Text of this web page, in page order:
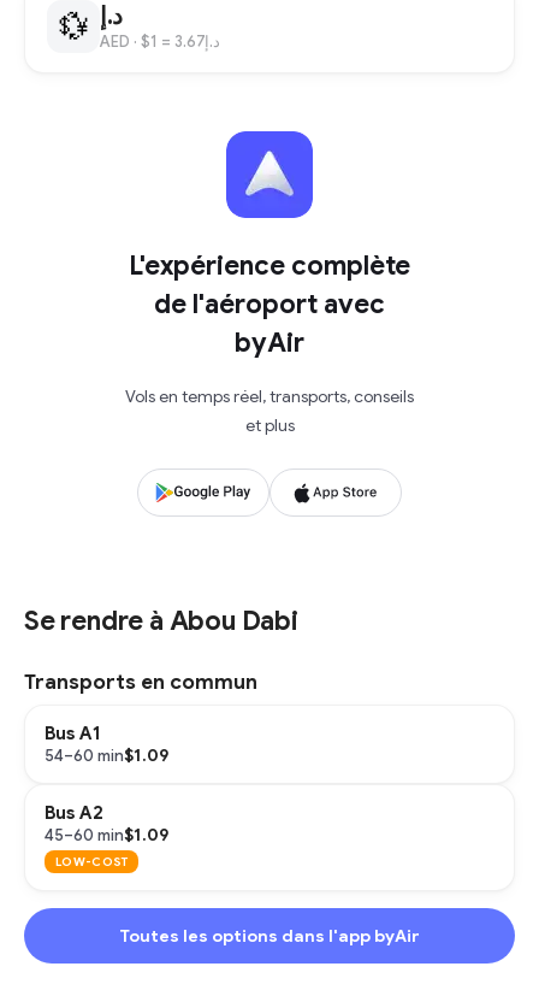
💱 د.إ
AED · $1 = د.إ3.67
L'expérience complète
de l'aéroport avec
byAir
Vols en temps réel, transports, conseils
et plus
Se rendre à Abou Dabi
Transports en commun
Bus A1
54–60 min$1.09
Bus A2
45–60 min$1.09
LOW-COST
Toutes les options dans l'app byAir